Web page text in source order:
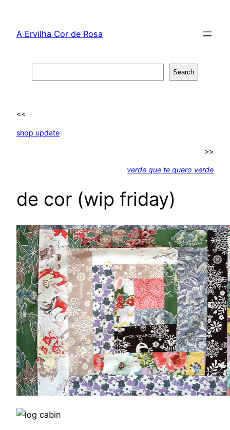
content
A Ervilha Cor de Rosa
Search
<<
shop update
>>
verde que te quero verde
de cor (wip friday)